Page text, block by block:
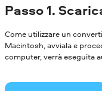
Passo 1.
Come utilizzare un
Macintosh, avviala e
computer, verrà eseguita